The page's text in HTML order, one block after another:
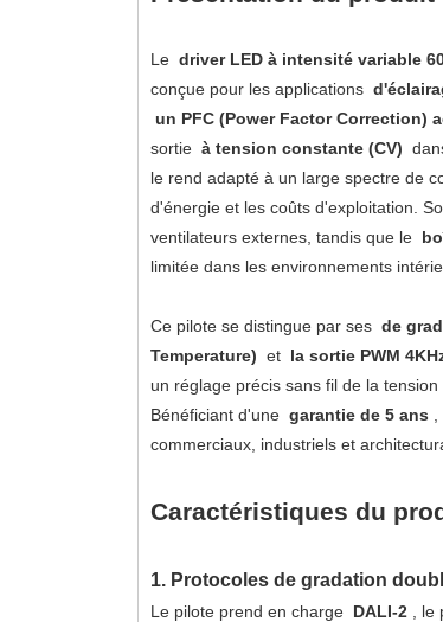
Le driver LED à intensité variable
conçue pour les applications
un PFC (Power Factor Correction)
sortie à tension constante (CV)
le rend adapté à un large spectre de
d'énergie et les coûts d'exploitation.
ventilateurs externes, tandis que le
limitée dans les environnements
Ce pilote se distingue par ses de
Temperature) et la sortie PWM
un réglage précis sans fil de la
Bénéficiant d'une garantie de 5 ans
commerciaux, industriels et
Caractéristiques du
1. Protocoles de gradation
Le pilote prend en charge DALI-2 ,